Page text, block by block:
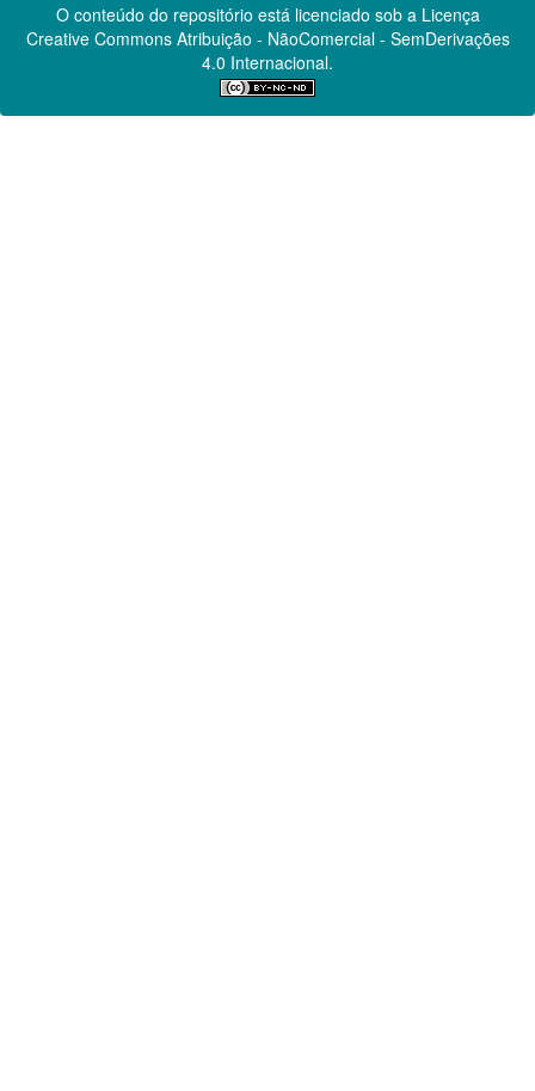
O conteúdo do repositório está licenciado sob a Licença
Creative CommonsAtribuição - NãoComercial - SemDerivações
4.0 Internacional.